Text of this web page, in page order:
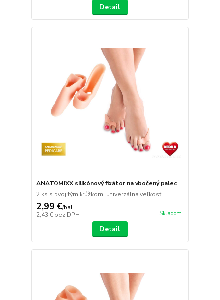
Detail
ANATOMIXX silikónový fixátor na vbočený palec
2 ks s dvojitým krúžkom, univerzálna veľkosť.
2,99 €/bal
2,43 € bez DPH Skladom
Detail